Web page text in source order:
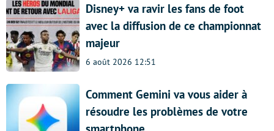
Disney+ va ravir les fans de foot
avec la diffusion de ce championnat
majeur
6 août 2026 12:51
Comment Gemini va vous aider à
résoudre les problèmes de votre